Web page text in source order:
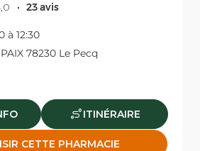
23 avis
à 12:30
78230 Le Pecq
ITINÉRAIRE
CETTE PHARMACIE